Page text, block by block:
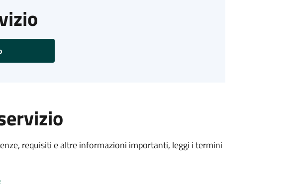
requisiti e altre informazioni importanti, leggi i termini